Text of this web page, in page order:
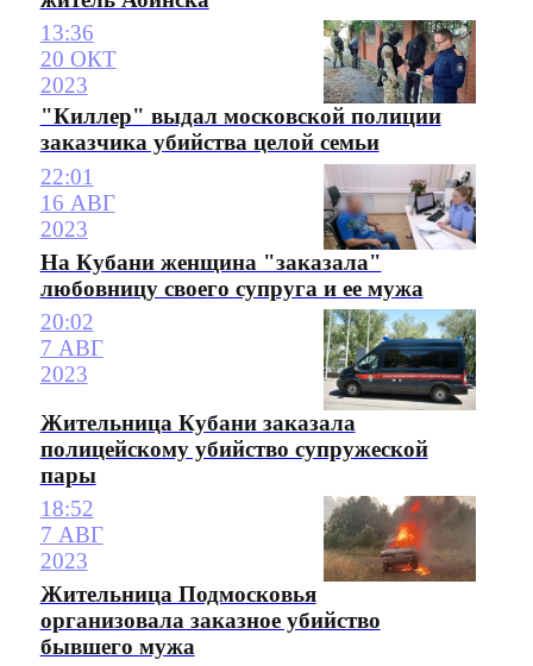
13:36
20 ОКТ
2023
"Киллер" выдал московской полиции
заказчика убийства целой семьи
22:01
16 АВГ
2023
На Кубани женщина "заказала"
любовницу своего супруга и ее мужа
20:02
7 АВГ
2023
Жительница Кубани заказала
полицейскому убийство супружеской
пары
18:52
7 АВГ
2023
Жительница Подмосковья
организовала заказное убийство
бывшего мужа